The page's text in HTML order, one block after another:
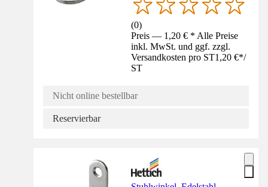
(0)
Preis — 1,20 € * Alle Preise
inkl. MwSt. und ggf. zzgl.
Versandkosten pro ST1,20 €*/
ST
Nicht online bestellbar
Reservierbar